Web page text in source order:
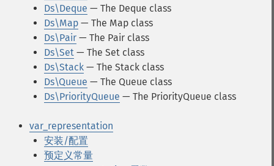
Ds\Deque — The Deque class
Ds\Map — The Map class
Ds\Pair — The Pair class
Ds\Set — The Set class
Ds\Stack — The Stack class
Ds\Queue — The Queue class
Ds\PriorityQueue — The PriorityQueue class
var_representation
安装/配置
预定义常量